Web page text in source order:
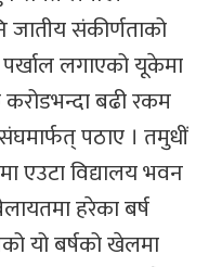
संकीर्णताको
पर्खाल लगाएको यूकेमा
बढी रकम
पठाए । तमुधीं
एउटा विद्यालय भवन
हरेका बर्ष
यो बर्षको खेलमा